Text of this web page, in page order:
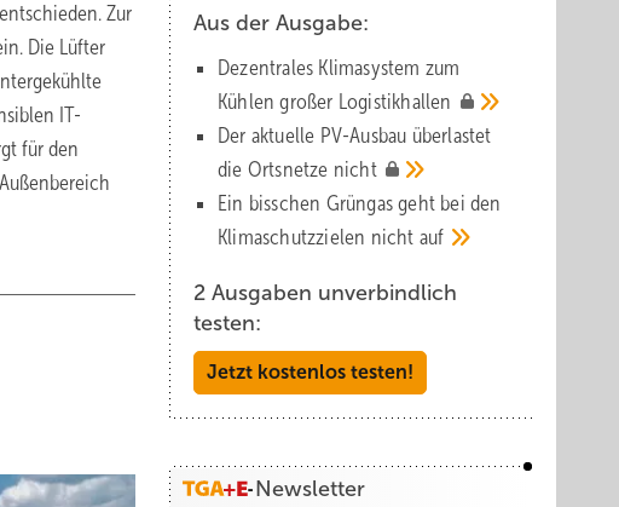
Zur
Die Lüfter
IT-
für den
Aus der Ausgabe:
Dezentrales Klimasystem zum
Kühlen großer Logistik­hallen
Der aktuelle PV-Ausbau über­lastet
die Orts­netze nicht
Ein bisschen Grüngas geht bei den
Klima­schutz­zielen nicht auf
2 Ausgaben unverbindlich
testen:
Jetzt kostenlos testen!
Newsletter